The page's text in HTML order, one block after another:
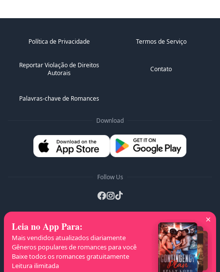
Política de Privacidade Termos de Serviço
Reportar Violação de Direitos
Autorais
Contato
Palavras-chave de Romances
Download
Follow Us
Listas A-Z A B H I
J
K
L M N O P Q R U V
X
Y Z
Leia no App Para:
Mais vendidos atualizados diariamente
Gêneros populares de romances para você
Baixe todos os romances gratuitamente
Leitura ilimitada